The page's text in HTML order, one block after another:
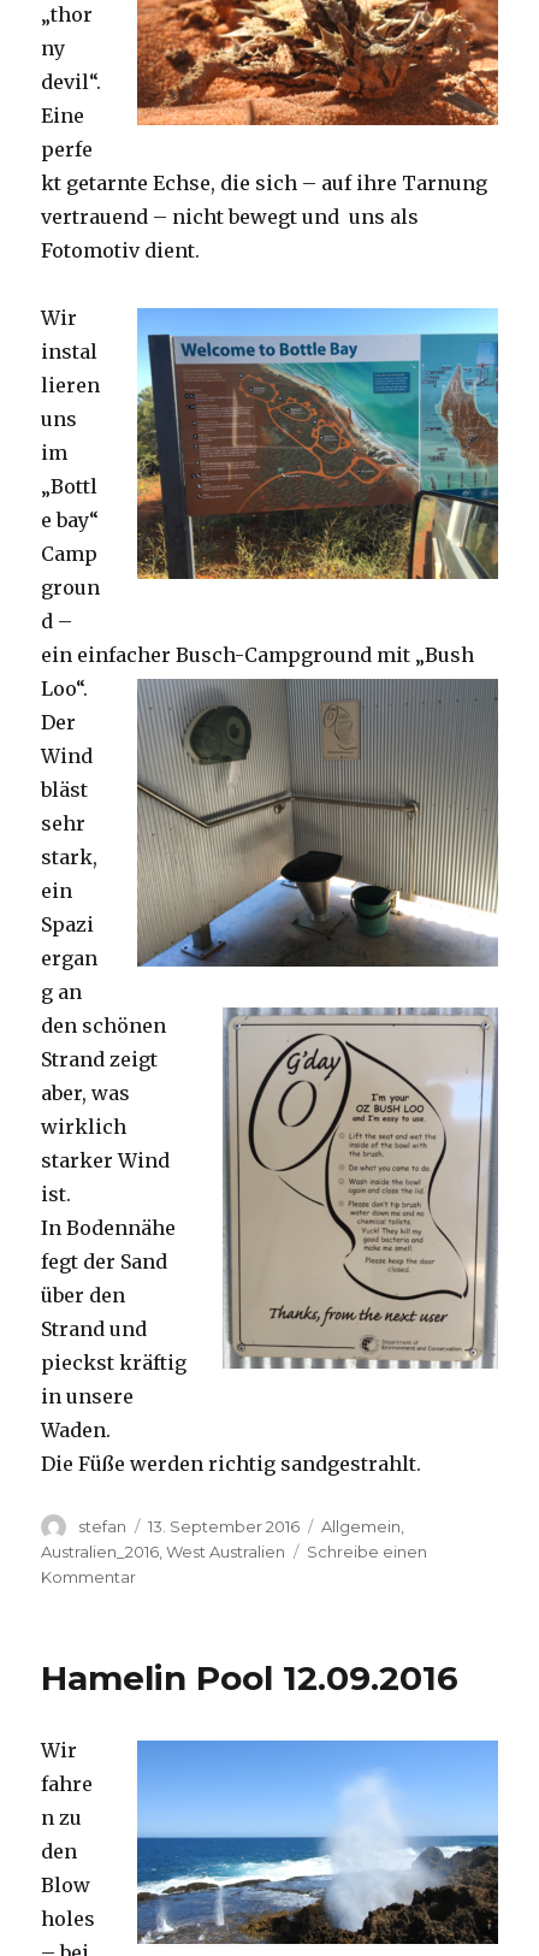
„thor
ny
devil“.
Eine
perfe
kt getarnte Echse, die sich – auf ihre Tarnung
vertrauend – nicht bewegt und uns als
Fotomotiv dient.
Wir
instal
lieren
uns
im
„Bottl
e bay“
Camp
groun
d –
ein einfacher Busch-Campground mit „Bush
Loo“.
Der
Wind
bläst
sehr
stark,
ein
Spazi
ergan
g an
den schönen
Strand zeigt
aber, was
wirklich
starker Wind
ist.
In Bodennähe
fegt der Sand
über den
Strand und
pieckst kräftig
in unsere
Waden.
Die Füße werden richtig sandgestrahlt.
Autor
stefan
Veröffentlicht
am
13. September 2016 Kategorien
Allgemein
Australien_2016 ,West Australien
Schreibe einen
Kommentarzu
Hamelin Pool 12.09.2016
Wir
fahre
n zu
den
Blow
holes